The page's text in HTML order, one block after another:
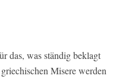
das, was ständig beklagt
Misere werden